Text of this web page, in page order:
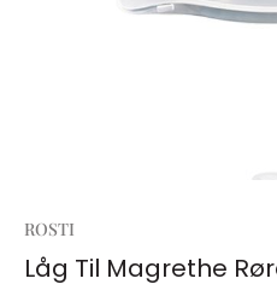
ROSTI
Låg Til Magrethe